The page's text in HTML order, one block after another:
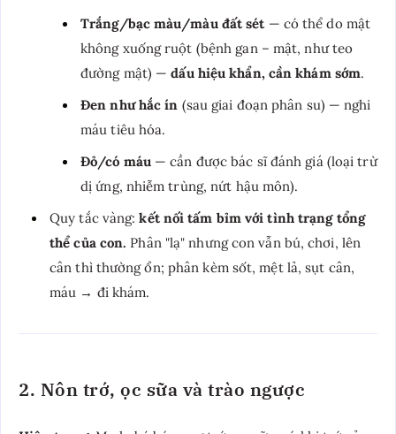
Trắng/bạc màu/màu đất sét— có thể do mật
không xuống ruột (bệnh gan – mật, như teo
đường mật) —dấu hiệu khẩn, cần khám sớm.
Đen như hắc ín (sau giai đoạn phân su) — nghi
máu tiêu hóa.
Đỏ/có máu— cần được bác sĩ đánh giá (loại trừ
dị ứng, nhiễm trùng, nứt hậu môn).
Quy tắc vàng:kết nối tấm bỉm với tình trạng tổng
thể của con. Phân "lạ" nhưng con vẫn bú, chơi, lên
cân thì thường ổn; phân kèm sốt, mệt lả, sụt cân,
máu → đi khám.
2. Nôn trớ, ọc sữa và trào ngược